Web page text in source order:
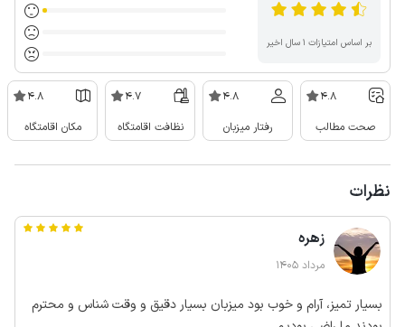
بر اساس امتیازات ۱ سال اخیر
4.8
صحت مطالب
4.8
رفتار میزبان
4.7
نظافت اقامتگاه
4.8
مکان اقامتگاه
نظرات
زهره
مرداد 1405
بسیار تمیز، آرام و خوب بود میزبان بسیار دقیق و وقت شناس و محترم